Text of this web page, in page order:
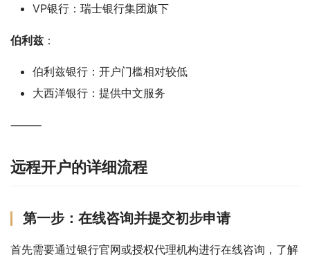
VP银行：瑞士银行集团旗下
伯利兹 ：
伯利兹银行：开户门槛相对较低
大西洋银行：提供中文服务
⸻
远程开户的详细流程
第一步：在线咨询并提交初步申请
首先需要通过银行官网或授权代理机构进行在线咨询，了解